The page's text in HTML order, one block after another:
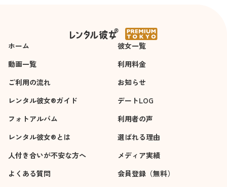
ホーム
彼女一覧
動画一覧
利用料金
ご利用の流れ
お知らせ
レンタル彼女®ガイド
デートLOG
フォトアルバム
利用者の声
レンタル彼女®とは
選ばれる理由
人付き合いが不安な方へ
メディア実績
よくある質問
会員登録（無料）